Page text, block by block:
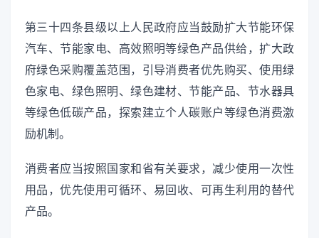
第三十四条县级以上人民政府应当鼓励扩大节能环保
汽车、节能家电、高效照明等绿色产品供给，扩大政
府绿色采购覆盖范围，引导消费者优先购买、使用绿
色家电、绿色照明、绿色建材、节能产品、节水器具
等绿色低碳产品，探索建立个人碳账户等绿色消费激
励机制。
消费者应当按照国家和省有关要求，减少使用一次性
用品，优先使用可循环、易回收、可再生利用的替代
产品。